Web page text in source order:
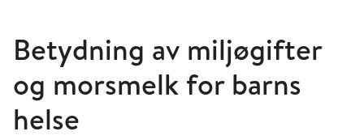
Betydning av miljøgifter
og morsmelk for barns
helse